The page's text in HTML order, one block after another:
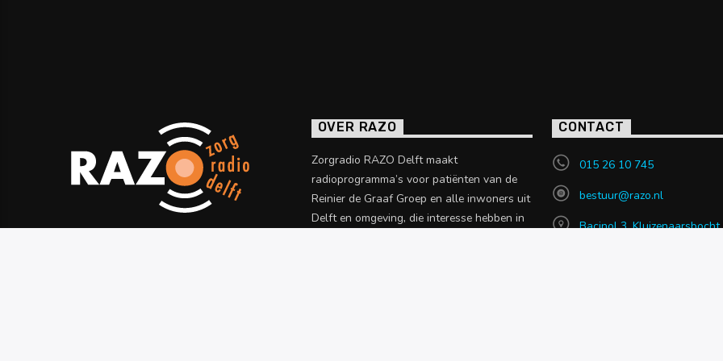
OVER RAZO
Zorgradio RAZO Delft maakt
radioprogramma’s voor patiënten van de
Reinier de Graaf Groep en alle inwoners uit
Delft en omgeving, die interesse hebben in
CONTACT
015 26 10 745
bestuur@razo.nl
Bacinol 3, Kluizenaarsbocht